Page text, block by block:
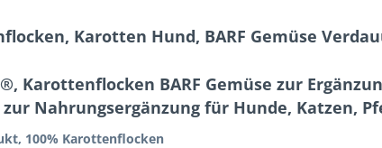
Karotten Hund, BARF Gemüse
Karottenflocken BARF Gemüse zur
Nahrungsergänzung für Hunde, Katzen,
100% Karottenflocken